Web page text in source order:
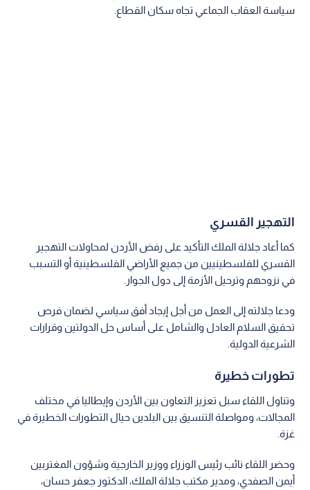
سياسة العقاب الجماعي تجاه سكان القطاع.
التهجير القسري
كما أعاد جلالة الملك التأكيد على رفض الأردن لمحاولات التهجير
القسري للفلسطينيين من جميع الأراضي الفلسطينية أو التسبب
في نزوحهم وترحيل الأزمة إلى دول الجوار.
ودعا جلالته إلى العمل من أجل إيجاد أفق سياسي لضمان فرص
تحقيق السلام العادل والشامل على أساس حل الدولتين وقرارات
الشرعية الدولية.
تطورات خطيرة
وتناول اللقاء سبل تعزيز التعاون بين الأردن وإيطاليا في مختلف
المجالات، ومواصلة التنسيق بين البلدين حيال التطورات الخطيرة في
غزة.
وحضر اللقاء نائب رئيس الوزراء ووزير الخارجية وشؤون المغتربين
أيمن الصفدي، ومدير مكتب جلالة الملك، الدكتور جعفر حسان،